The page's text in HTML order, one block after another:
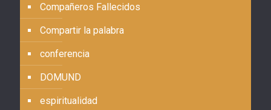
Compañeros Fallecidos
Compartir la palabra
conferencia
DOMUND
espiritualidad